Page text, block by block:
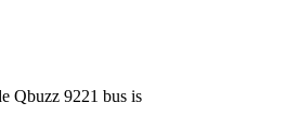
Qbuzz 9221 bus is